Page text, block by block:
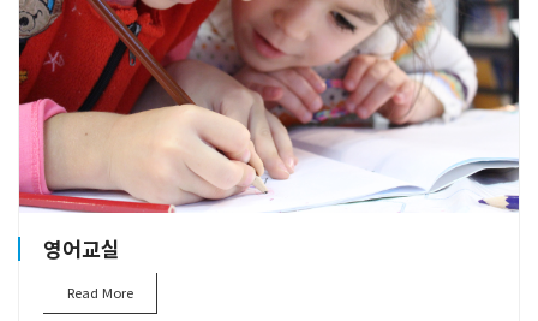
영어교실
Read More